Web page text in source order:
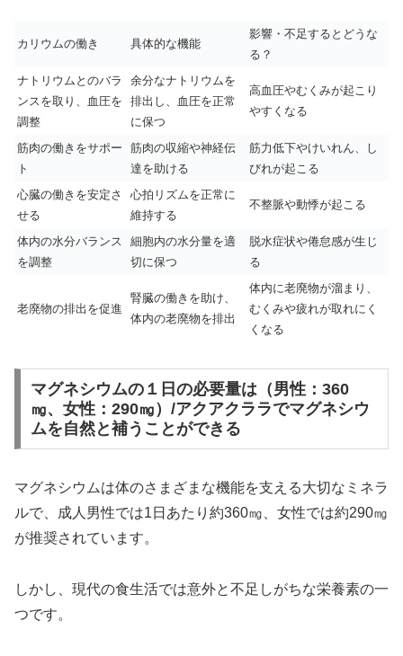
カリウムの働き 具体的な機能
影響・不足するとどうな
る？
ナトリウムとのバラ
ンスを取り、血圧を
調整
余分なナトリウムを
排出し、血圧を正常
に保つ
高血圧やむくみが起こり
やすくなる
筋肉の働きをサポー
ト
筋肉の収縮や神経伝
達を助ける
筋力低下やけいれん、し
びれが起こる
心臓の働きを安定さ
せる
心拍リズムを正常に
維持する
不整脈や動悸が起こる
体内の水分バランス
を調整
細胞内の水分量を適
切に保つ
脱水症状や倦怠感が生じ
る
老廃物の排出を促進
腎臓の働きを助け、
体内の老廃物を排出
体内に老廃物が溜まり、
むくみや疲れが取れにく
くなる
マグネシウムの１日の必要量は（男性：360
㎎、女性：290㎎）/アクアクララでマグネシウ
ムを自然と補うことができる
マグネシウムは体のさまざまな機能を支える大切なミネラ
ルで、成人男性では1日あたり約360㎎、女性では約290㎎
が推奨されています。
しかし、現代の食生活では意外と不足しがちな栄養素の一
つです。